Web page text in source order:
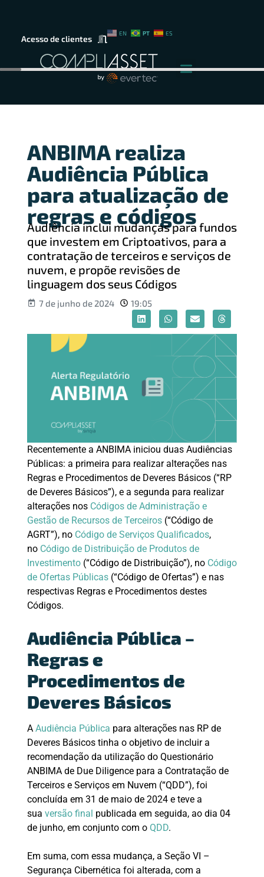
Acesso de clientes
EN PT ES
ANBIMA realiza
Audiência Pública
para atualização de
regras e códigos
Audiência inclui mudanças para fundos
que investem em Criptoativos, para a
contratação de terceiros e serviços de
nuvem, e propõe revisões de
linguagem dos seus Códigos
7 de junho de 2024 19:05
Recentemente a ANBIMA iniciou duas Audiências
Públicas: a primeira para realizar alterações nas
Regras e Procedimentos de Deveres Básicos (“RP
de Deveres Básicos”), e a segunda para realizar
alterações nos Códigos de Administração e
Gestão de Recursos de Terceiros(“Código de
AGRT”), no Código de Serviços Qualificados,
no Código de Distribuição de Produtos de
Investimento(“Código de Distribuição”), no Código
de Ofertas Públicas(“Código de Ofertas”) e nas
respectivas Regras e Procedimentos destes
Códigos.
Audiência Pública –
Regras e
Procedimentos de
Deveres Básicos
A Audiência Pública para alterações nas RP de
Deveres Básicos tinha o objetivo de incluir a
recomendação da utilização do Questionário
ANBIMA de Due Diligence para a Contratação de
Terceiros e Serviços em Nuvem (“QDD”), foi
concluída em 31 de maio de 2024 e teve a
sua versão final publicada em seguida, ao dia 04
de junho, em conjunto com o QDD.
Em suma, com essa mudança, a Seção VI –
Segurança Cibernética foi alterada, com a